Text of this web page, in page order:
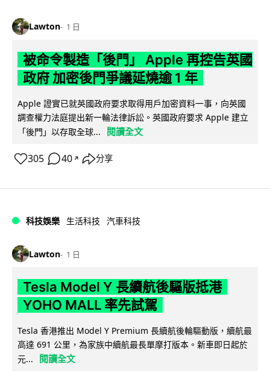
Lawton 1 日
被命令製造「後門」 Apple 再控告英國
政府 加密後門爭議延燒逾 1 年
Apple 證實已就英國政府要求取得用戶加密資料一事，向英國
調查權力法庭提出新一輪法律訴訟。英國政府要求 Apple 建立
「後門」以存取全球...
閱讀全文
305 40 ↗ 分享
科技娛樂 生活科技 汽車科技
Lawton 1 日
Tesla Model Y 長續航後驅版抵港
YOHO MALL 率先試駕
Tesla 香港推出 Model Y Premium 長續航後輪驅動版，續航最
高達 691 公里，為家族中續航最長單摩打版本。新車即日起於
元...
閱讀全文